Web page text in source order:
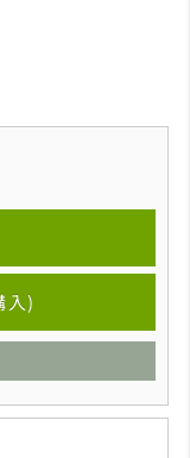
入)